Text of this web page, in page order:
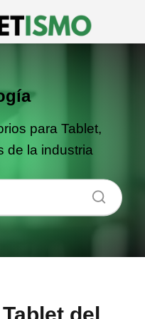
para Tablet,
de la industria
del